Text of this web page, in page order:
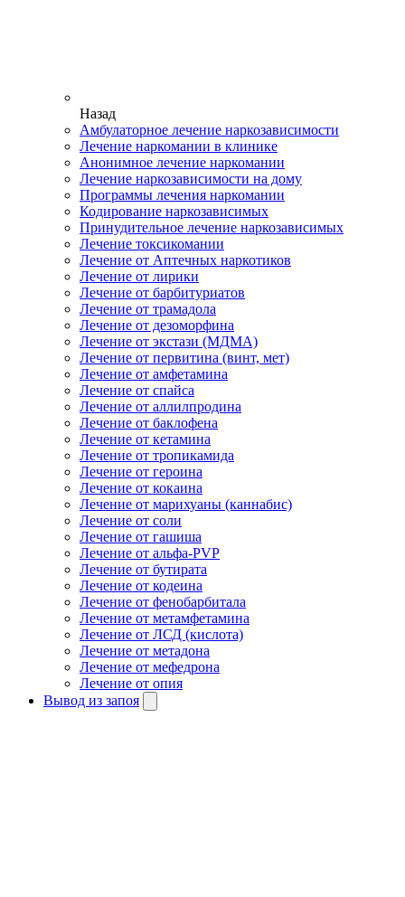
Назад
Амбулаторное лечение наркозависимости
Лечение наркомании в клинике
Анонимное лечение наркомании
Лечение наркозависимости на дому
Программы лечения наркомании
Кодирование наркозависимых
Принудительное лечение наркозависимых
Лечение токсикомании
Лечение от Аптечных наркотиков
Лечение от лирики
Лечение от барбитуриатов
Лечение от трамадола
Лечение от дезоморфина
Лечение от экстази (МДМА)
Лечение от первитина (винт, мет)
Лечение от амфетамина
Лечение от спайса
Лечение от аллилпродина
Лечение от баклофена
Лечение от кетамина
Лечение от тропикамида
Лечение от героина
Лечение от кокаина
Лечение от марихуаны (каннабис)
Лечение от соли
Лечение от гашиша
Лечение от альфа-PVP
Лечение от бутирата
Лечение от кодеина
Лечение от фенобарбитала
Лечение от метамфетамина
Лечение от ЛСД (кислота)
Лечение от метадона
Лечение от мефедрона
Лечение от опия
Вывод из запоя